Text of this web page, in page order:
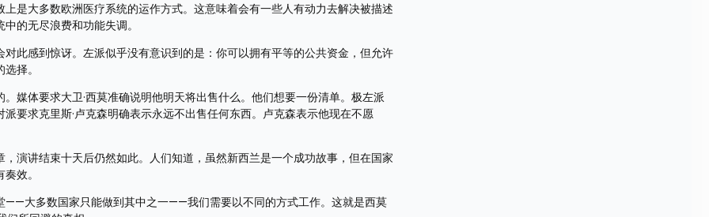
是大多数欧洲医疗系统的运作方式。这意味着会有一些人有动力去解决被描述
的无尽浪费和功能失调。
此感到惊讶。左派似乎没有意识到的是：你可以拥有平等的公共资金，但允许
择。
媒体要求大卫·西莫准确说明他明天将出售什么。他们想要一份清单。极左派
要求克里斯·卢克森明确表示永远不出售任何东西。卢克森表示他现在不愿
演讲结束十天后仍然如此。人们知道，虽然新西兰是一个成功故事，但在国家
效。
——大多数国家只能做到其中之一——我们需要以不同的方式工作。这就是西莫